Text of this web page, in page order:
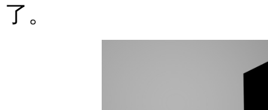
了。